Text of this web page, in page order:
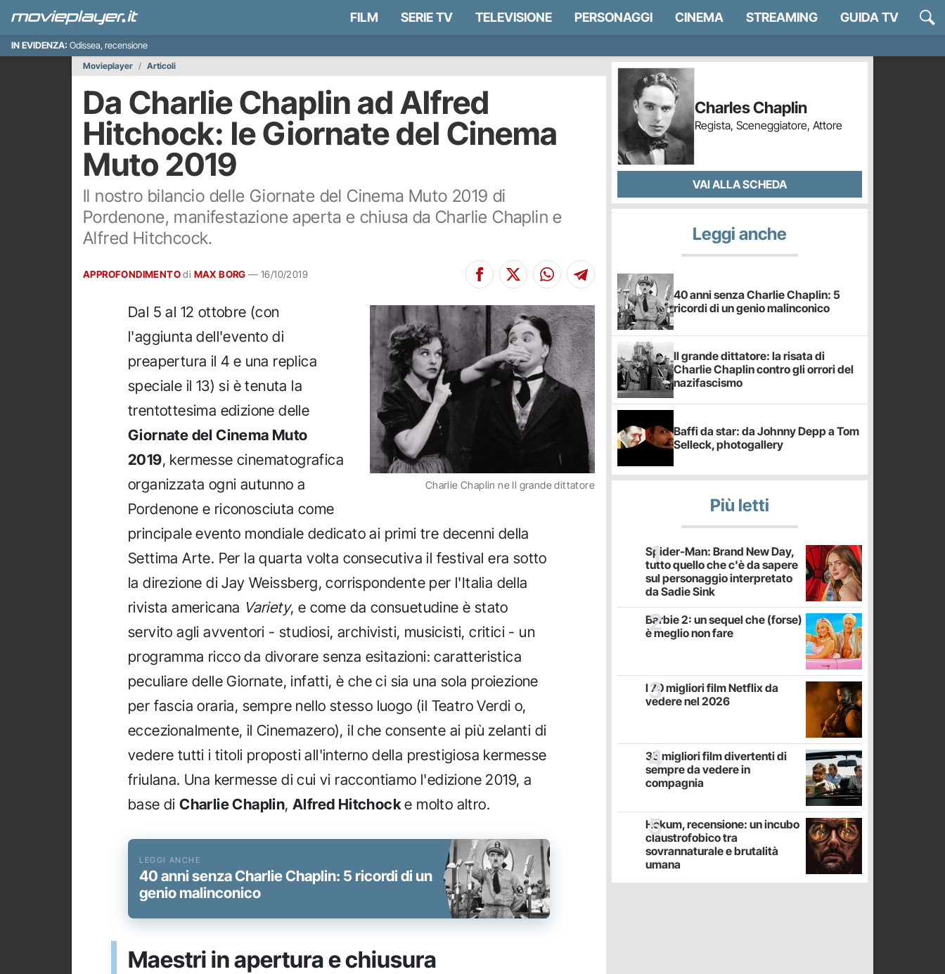
FILM SERIE TV TELEVISIONE PERSONAGGI CINEMA STREAMING GUIDA TV
IN EVIDENZA: Odissea, recensione
Movieplayer
Articoli
Da Charlie Chaplin ad Alfred
Hitchock: le Giornate del Cinema
Muto 2019
Il nostro bilancio delle Giornate del Cinema Muto 2019 di
Pordenone, manifestazione aperta e chiusa da Charlie Chaplin e
Alfred Hitchcock.
APPROFONDIMENTO di MAX BORG —16/10/2019
Charlie Chaplin ne Il grande dittatore
Dal 5 al 12 ottobre (con
l'aggiunta dell'evento di
preapertura il 4 e una replica
speciale il 13) si è tenuta la
trentottesima edizione delle
Giornate del Cinema Muto
2019, kermesse cinematografica
organizzata ogni autunno a
Pordenone e riconosciuta come
principale evento mondiale dedicato ai primi tre decenni della
Settima Arte. Per la quarta volta consecutiva il festival era sotto
la direzione di Jay Weissberg, corrispondente per l'Italia della
rivista americana Variety, e come da consuetudine è stato
servito agli avventori - studiosi, archivisti, musicisti, critici - un
programma ricco da divorare senza esitazioni: caratteristica
peculiare delle Giornate, infatti, è che ci sia una sola proiezione
per fascia oraria, sempre nello stesso luogo (il Teatro Verdi o,
eccezionalmente, il Cinemazero), il che consente ai più zelanti di
vedere tutti i titoli proposti all'interno della prestigiosa kermesse
friulana. Una kermesse di cui vi raccontiamo l'edizione 2019, a
base diCharlie Chaplin,Alfred Hitchocke molto altro.
40 anni senza Charlie Chaplin: 5 ricordi di un
genio malinconico
Maestri in apertura e chiusura
Charles Chaplin
Regista, Sceneggiatore, Attore
VAI ALLA SCHEDA
Leggi anche
40 anni senza Charlie Chaplin: 5
ricordi di un genio malinconico
Il grande dittatore: la risata di
Charlie Chaplin contro gli orrori del
nazifascismo
Baffi da star: da Johnny Depp a Tom
Selleck, photogallery
Più letti
Spider-Man: Brand New Day,
tutto quello che c'è da sapere
sul personaggio interpretato
da Sadie Sink
Barbie 2: un sequel che (forse)
è meglio non fare
I 70 migliori film Netflix da
vedere nel 2026
35 migliori film divertenti di
sempre da vedere in
compagnia
Hokum, recensione: un incubo
claustrofobico tra
sovrannaturale e brutalità
umana